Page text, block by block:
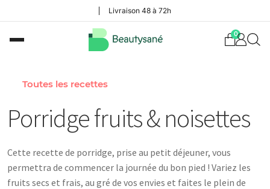
Livraison 48 à 72h
0
Toutes les recettes
Porridge fruits & noisettes
Cette recette de porridge, prise au petit déjeuner, vous
permettra de commencer la journée du bon pied ! Variez les
fruits secs et frais, au gré de vos envies et faites le plein de